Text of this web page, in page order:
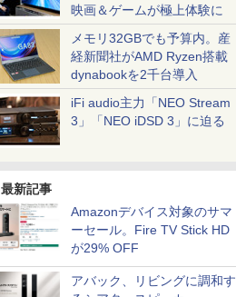
映画＆ゲームが極上体験に
メモリ32GBでも予算内。産
経新聞社がAMD Ryzen搭載
dynabookを2千台導入
iFi audio主力「NEO Stream
3」「NEO iDSD 3」に迫る
最新記事
Amazonデバイス対象のサマ
ーセール。Fire TV Stick HD
が29% OFF
アバック、リビングに調和す